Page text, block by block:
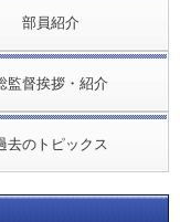
部員紹介
監督挨拶・紹介
去のトピックス